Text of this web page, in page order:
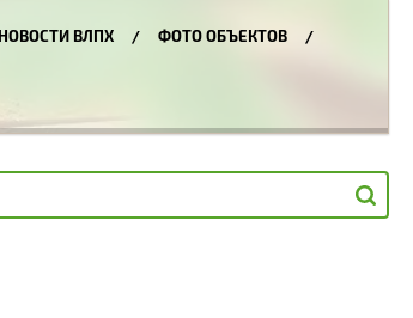
НОВОСТИ ВЛПХ ФОТО ОБЪЕКТОВ